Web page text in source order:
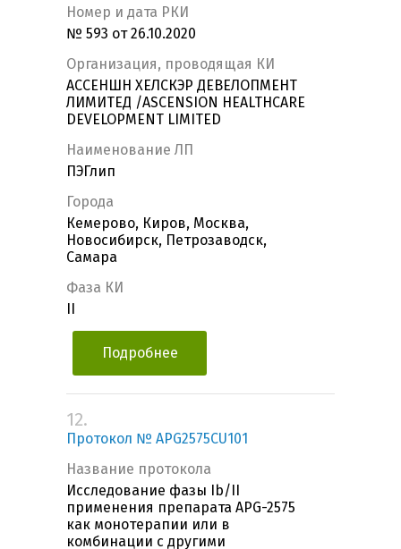
Номер и дата РКИ
№ 593 от 26.10.2020
Организация, проводящая КИ
АССЕНШН ХЕЛСКЭР ДЕВЕЛОПМЕНТ
ЛИМИТЕД /ASCENSION HEALTHCARE
DEVELOPMENT LIMITED
Наименование ЛП
ПЭГлип
Города
Кемерово, Киров, Москва,
Новосибирск, Петрозаводск,
Самара
Фаза КИ
Подробнее
12.
Протокол № APG2575CU101
Название протокола
Исследование фазы Ib/II
применения препарата APG-2575
как монотерапии или в
комбинации с другими